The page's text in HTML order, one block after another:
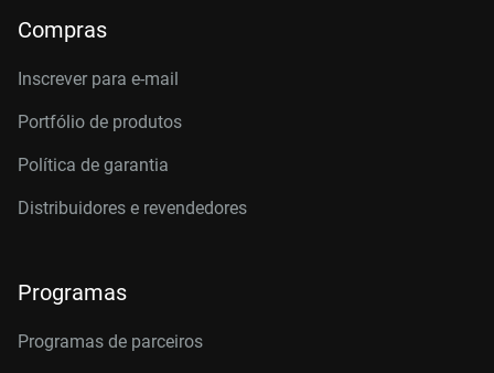
Compras
Inscrever para e-mail
Portfólio de produtos
Política de garantia
Distribuidores e revendedores
Programas
Programas de parceiros